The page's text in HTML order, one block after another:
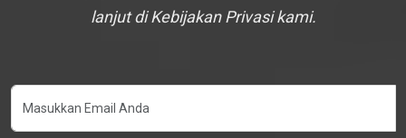
lanjut di Kebijakan Privasi kami.